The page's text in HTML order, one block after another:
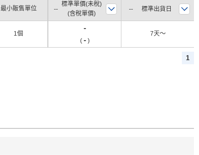
最小販售單位
1個
標準單價(未稅)
(含稅單價)
標準出貨日
-
( - )
7天〜
1